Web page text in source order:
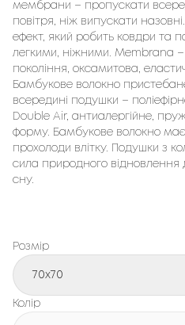
мембрани – пропускати
повітря, ніж випускати
ефект, який робить ковдри та
легкими, ніжними. Membrana
покоління, оксамитова,
Бамбукове волокно
всередині подушки –
Double Air, антиалергійне,
форму. Бамбукове волокно має
прохолоди влітку. Подушки з
сила природного відновлення
сну.
Розмір
70x70
Колір